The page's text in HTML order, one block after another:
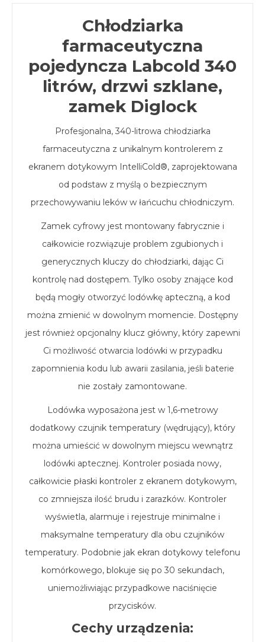
Chłodziarka
farmaceutyczna
pojedyncza Labcold 340
litrów, drzwi szklane,
zamek Diglock
Profesjonalna, 340-litrowa chłodziarka
farmaceutyczna z unikalnym kontrolerem z
ekranem dotykowym IntelliCold®, zaprojektowana
od podstaw z myślą o bezpiecznym
przechowywaniu leków w łańcuchu chłodniczym.
Zamek cyfrowy jest montowany fabrycznie i
całkowicie rozwiązuje problem zgubionych i
generycznych kluczy do chłodziarki, dając Ci
kontrolę nad dostępem. Tylko osoby znające kod
będą mogły otworzyć lodówkę apteczną, a kod
można zmienić w dowolnym momencie. Dostępny
jest również opcjonalny klucz główny, który zapewni
Ci możliwość otwarcia lodówki w przypadku
zapomnienia kodu lub awarii zasilania, jeśli baterie
nie zostały zamontowane.
Lodówka wyposażona jest w 1,6-metrowy
dodatkowy czujnik temperatury (wędrujący), który
można umieścić w dowolnym miejscu wewnątrz
lodówki aptecznej. Kontroler posiada nowy,
całkowicie płaski kontroler z ekranem dotykowym,
co zmniejsza ilość brudu i zarazków. Kontroler
wyświetla, alarmuje i rejestruje minimalne i
maksymalne temperatury dla obu czujników
temperatury. Podobnie jak ekran dotykowy telefonu
komórkowego, blokuje się po 30 sekundach,
uniemożliwiając przypadkowe naciśnięcie
przycisków.
Cechy urządzenia: